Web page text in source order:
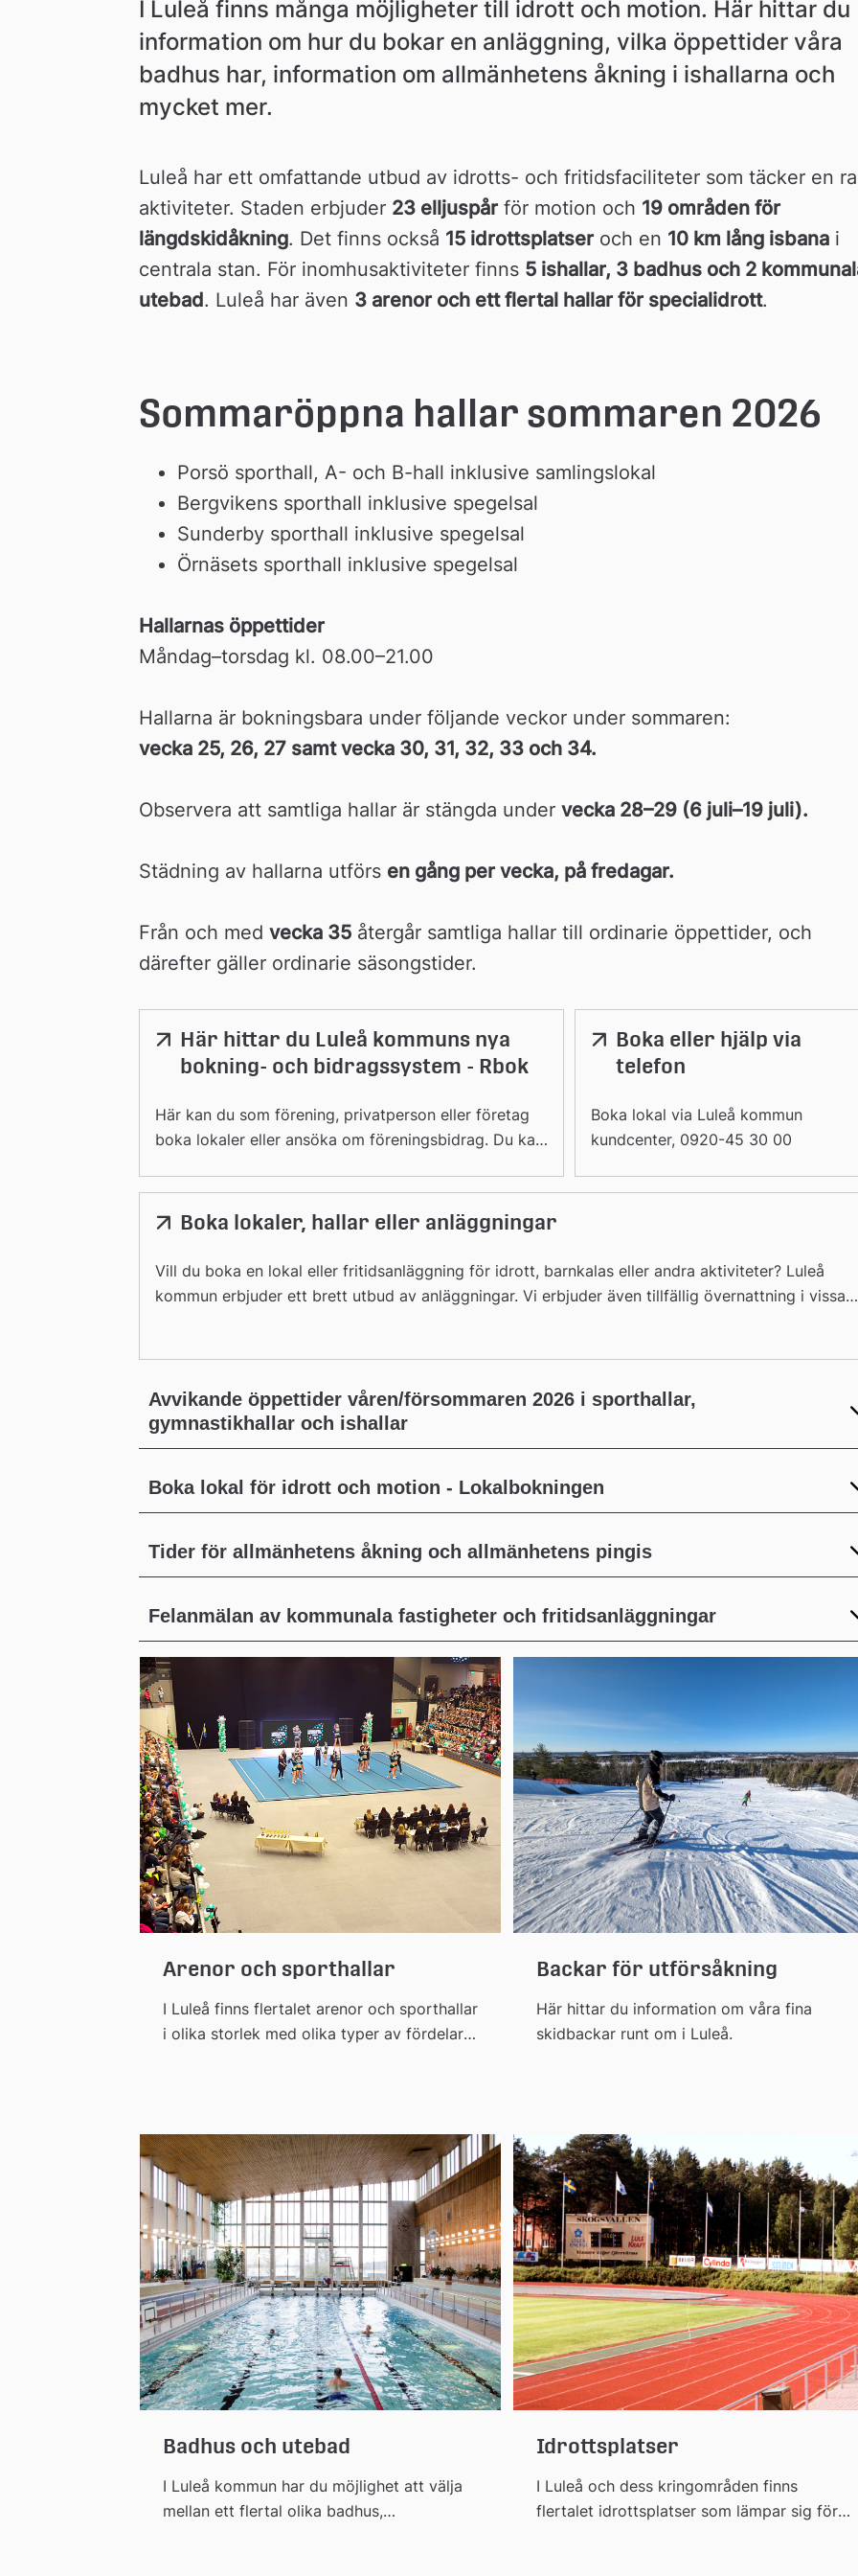
I Luleå finns många möjligheter till idrott och motion. Här hittar du
information om hur du bokar en anläggning, vilka öppettider våra
badhus har, information om allmänhetens åkning i ishallarna och
mycket mer.
Luleå har ett omfattande utbud av idrotts- och fritidsfaciliteter som täcker en
aktiviteter. Staden erbjuder 23 elljuspår för motion och 19 områden för
längdskidåkning. Det finns också 15 idrottsplatser och en 10 km lång isbana i
centrala stan. För inomhusaktiviteter finns 5 ishallar, 3 badhus och 2
utebad. Luleå har även 3 arenor och ett flertal hallar för specialidrott.
Sommaröppna hallar sommaren 2026
Porsö sporthall, A- och B-hall inklusive samlingslokal
Bergvikens sporthall inklusive spegelsal
Sunderby sporthall inklusive spegelsal
Örnäsets sporthall inklusive spegelsal
Hallarnas öppettider
Måndag–torsdag kl. 08.00–21.00
Hallarna är bokningsbara under följande veckor under sommaren:
vecka 25, 26, 27 samt vecka 30, 31, 32, 33 och 34.
Observera att samtliga hallar är stängda under vecka 28–29 (6 juli–19 juli).
Städning av hallarna utförs en gång per vecka, på fredagar.
Från och med vecka 35 återgår samtliga hallar till ordinarie öppettider, och
därefter gäller ordinarie säsongstider.
Länk
webbplats
Här hittar du Luleå kommuns nya
bokning- och bidragssystem - Rbok
Här kan du som förening, privatperson eller företag
boka lokaler eller ansöka om föreningsbidrag. Du kan
Boka eller hjälp via
telefon
Boka lokal via Luleå kommun
kundcenter, 0920-45 30 00
Länk
extern
webbplats
Boka lokaler, hallar eller anläggningar
Vill du boka en lokal eller fritidsanläggning för idrott, barnkalas eller andra aktiviteter? Luleå
kommun erbjuder ett brett utbud av anläggningar. Vi erbjuder även tillfällig övernattning i vissa
Avvikande öppettider våren/försommaren 2026 i sporthallar,
gymnastikhallar och ishallar
Boka lokal för idrott och motion - Lokalbokningen
Tider för allmänhetens åkning och allmänhetens pingis
Felanmälan av kommunala fastigheter och fritidsanläggningar
Arenor och sporthallar
I Luleå finns flertalet arenor och sporthallar
i olika storlek med olika typer av fördelar
mässor, galamiddagar, konserter,
kongresser och fiminspelningar bland
annat.
Backar för utförsåkning
Här hittar du information om våra fina
skidbackar runt om i Luleå.
Badhus och utebad
I Luleå kommun har du möjlighet att välja
mellan ett flertal olika badhus,
Idrottsplatser
I Luleå och dess kringområden finns
flertalet idrottsplatser som lämpar sig för